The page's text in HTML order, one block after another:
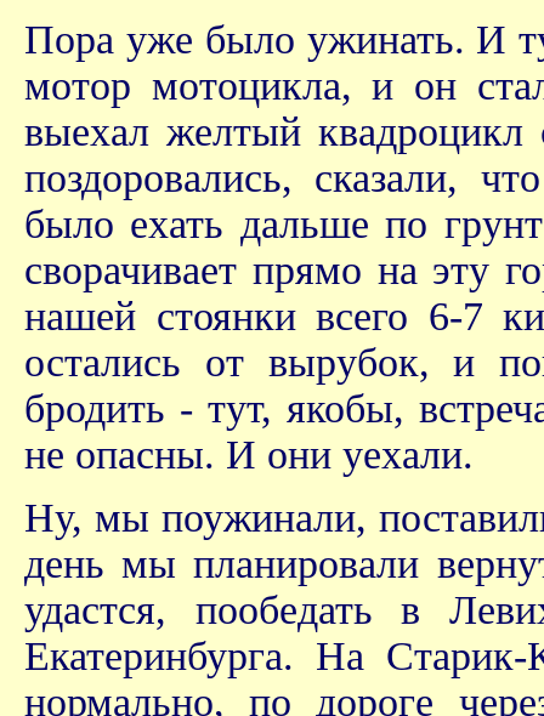
Пора уже было ужинать. И
мотор мотоцикла, и он
выехал желтый
поздоровались, сказали,
было ехать дальше по
сворачивает прямо на эту
нашей стоянки всего 6-7
остались от вырубок, и
бродить - тут, якобы,
не опасны. И они уехали.
Ну, мы поужинали,
день мы планировали
удастся, пообедать в
Екатеринбурга. На
нормально, по дороге